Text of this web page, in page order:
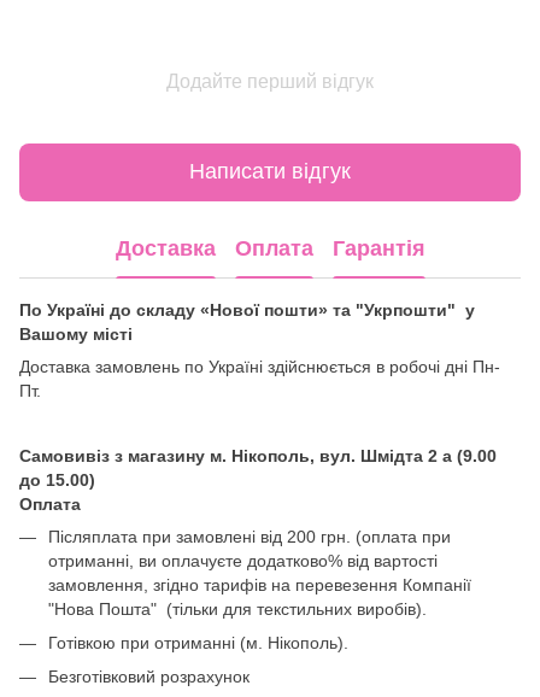
Додайте перший відгук
Написати відгук
Доставка Оплата Гарантія
По Україні до складу «Нової пошти» та "Укрпошти" у
Вашому місті
Доставка замовлень по Україні здійснюється в робочі дні Пн-
Пт.
Самовивіз з магазину м. Нікополь, вул. Шмідта 2 а (9.00
до 15.00)
Оплата
Післяплата при замовлені від 200 грн. (оплата при
отриманні, ви оплачуєте додатково% від вартості
замовлення, згідно тарифів на перевезення Компанії
"Нова Пошта" (тільки для текстильних виробів).
Готівкою при отриманні (м. Нікополь).
Безготівковий розрахунок